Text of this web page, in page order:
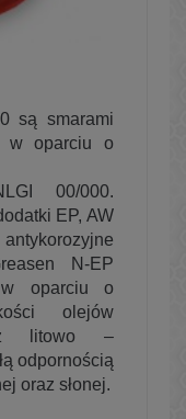
są smarami
w oparciu o
00/000.
EP, AW
N-EP
w oparciu o
olejów
litowo –
odpornością
oraz słonej.